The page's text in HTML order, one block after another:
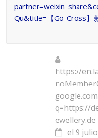
Qu&title=【Go-Cross】
https://
q=https://
ewellery.de
el 9